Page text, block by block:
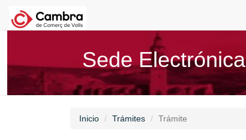
Sede Electrónica
Inicio Trámites Trámite